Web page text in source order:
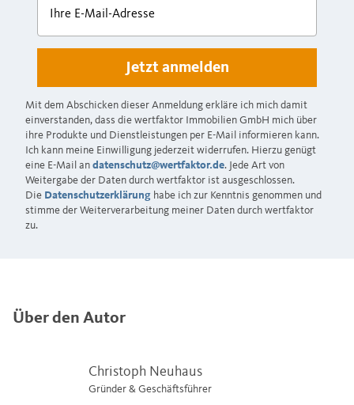
Ihre E-Mail-Adresse
Mit dem Abschicken dieser Anmeldung erkläre ich mich damit
einverstanden, dass die wertfaktor Immobilien GmbH mich über
ihre Produkte und Dienstleistungen per E-Mail informieren kann.
Ich kann meine Einwilligung jederzeit widerrufen. Hierzu genügt
eine E-Mail an datenschutz@wertfaktor.de. Jede Art von
Weitergabe der Daten durch wertfaktor ist ausgeschlossen.
Die Datenschutzerklärung habe ich zur Kenntnis genommen und
stimme der Weiterverarbeitung meiner Daten durch wertfaktor
zu.
Über den Autor
Christoph Neuhaus
Gründer & Geschäftsführer